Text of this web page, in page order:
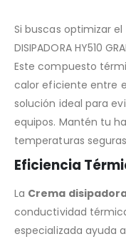
Si buscas optimizar el
DISIPADORA HY510
Este compuesto
calor eficiente entre
solución ideal para
equipos. Mantén tu
temperaturas
Eficiencia
La Crema disipadora
conductividad
especializada ayuda